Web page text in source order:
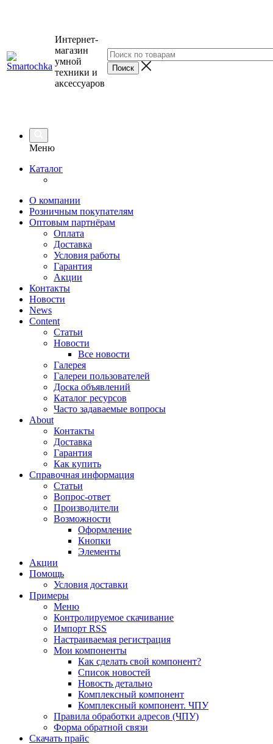
Интернет-
магазин
умной
техники и
аксессуаров
Меню
Каталог
О компании
Розничным покупателям
Оптовым партнёрам
Оплата
Доставка
Условия работы
Гарантия
Акции
Контакты
Новости
News
Content
Статьи
Новости
Все новости
Галерея
Галереи пользователей
Доска объявлений
Каталог ресурсов
Часто задаваемые вопросы
About
Контакты
Доставка
Гарантия
Как купить
Справочная информация
Статьи
Вопрос-ответ
Производители
Возможности
Оформление
Кнопки
Элементы
Акции
Помощь
Условия доставки
Примеры
Меню
Контролируемое скачивание
Импорт RSS
Настраиваемая регистрация
Мои компоненты
Как сделать свой компонент?
Список новостей
Новость детально
Комплексный компонент
Комплексный компонент. ЧПУ
Правила обработки адресов (ЧПУ)
Форма обратной связи
Скачать прайс